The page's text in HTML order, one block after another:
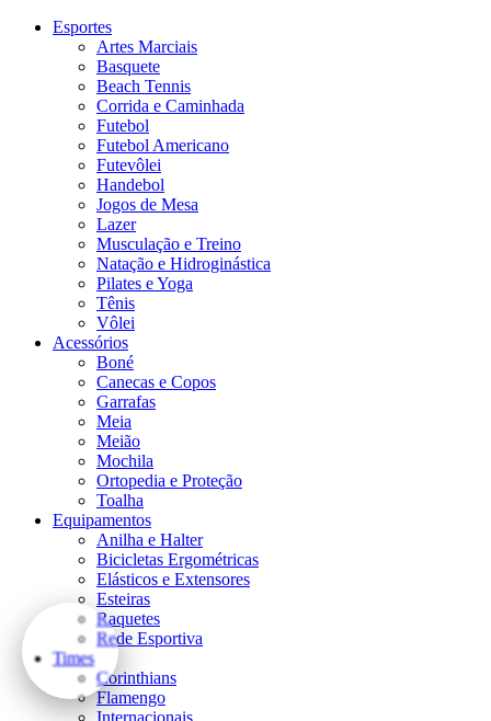
Esportes
Artes Marciais
Basquete
Beach Tennis
Corrida e Caminhada
Futebol
Futebol Americano
Futevôlei
Handebol
Jogos de Mesa
Lazer
Musculação e Treino
Natação e Hidroginástica
Pilates e Yoga
Tênis
Vôlei
Acessórios
Boné
Canecas e Copos
Garrafas
Meia
Meião
Mochila
Ortopedia e Proteção
Toalha
Equipamentos
Anilha e Halter
Bicicletas Ergométricas
Elásticos e Extensores
Esteiras
Raquetes
Rede Esportiva
Times
Corinthians
Flamengo
Internacionais